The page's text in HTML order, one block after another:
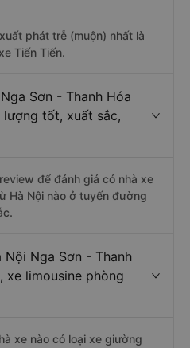
phát trễ (muộn) nhất là
Tiến Tiến.
Sơn - Thanh Hóa
tốt, xuất sắc,
để đánh giá có nhà xe
Hà Nội nào ở tuyến đường
Nội Nga Sơn - Thanh
xe limousine phòng
xe nào có loại xe giường